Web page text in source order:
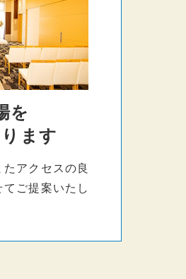
を
ます
アクセスの良
ご提案いたし